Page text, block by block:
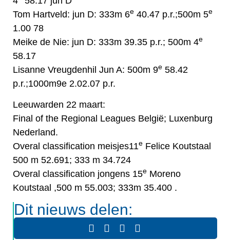
Tom Hartveld: jun D: 333m 6e 40.47 p.r.;500m 5e
1.00 78
Meike de Nie: jun D: 333m 39.35 p.r.; 500m 4e
58.17
Lisanne Vreugdenhil Jun A: 500m 9e 58.42
p.r.;1000m9e 2.02.07 p.r.
Leeuwarden 22 maart:
Final of the Regional Leagues België; Luxenburg
Nederland.
Overal classification meisjes11e Felice Koutstaal
500 m 52.691; 333 m 34.724
Overal classification jongens 15e Moreno
Koutstaal ,500 m 55.003; 333m 35.400 .
Dit nieuws delen: